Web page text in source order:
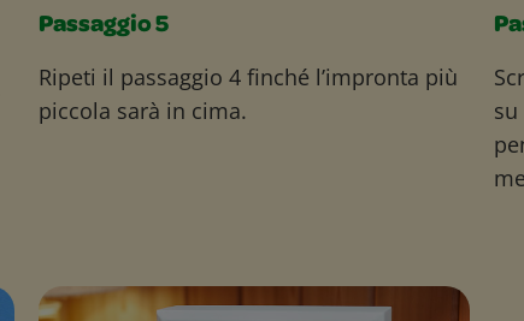
Passaggio 5
Ripeti il passaggio 4 finché l’impronta più
piccola sarà in cima.